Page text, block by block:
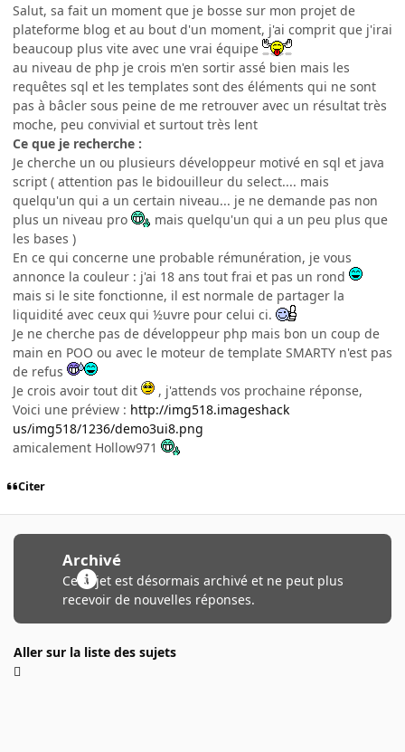
Salut, sa fait un moment que je bosse sur mon projet de
plateforme blog et au bout d'un moment, j'ai comprit que j'irai
beaucoup plus vite avec une vrai équipe
au niveau de php je crois m'en sortir assé bien mais les
requêtes sql et les templates sont des éléments qui ne sont
pas à bâcler sous peine de me retrouver avec un résultat très
moche, peu convivial et surtout très lent
Ce que je recherche :
Je cherche un ou plusieurs développeur motivé en sql et java
script ( attention pas le bidouilleur du select.... mais
quelqu'un qui a un certain niveau... je ne demande pas non
plus un niveau pro
mais quelqu'un qui a un peu plus que
les bases )
En ce qui concerne une probable rémunération, je vous
annonce la couleur : j'ai 18 ans tout frai et pas un rond
mais si le site fonctionne, il est normale de partager la
liquidité avec ceux qui ½uvre pour celui ci.
Je ne cherche pas de développeur php mais bon un coup de
main en POO ou avec le moteur de template SMARTY n'est pas
de refus
Je crois avoir tout dit
, j'attends vos prochaine réponse,
Voici une préview : http://img518.imageshack
us/img518/1236/demo3ui8.png
amicalement Hollow971
Citer
Archivé
Ce sujet est désormais archivé et ne peut plus
recevoir de nouvelles réponses.
Aller sur la liste des sujets